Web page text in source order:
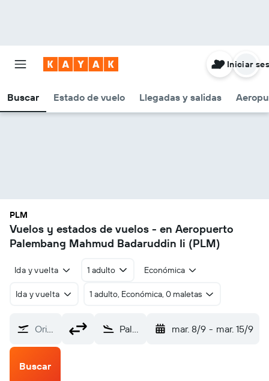
Buscar Estado de vuelo Llegadas y salidas
Iniciar
PLM
Vuelos y estados de vuelos - en Aeropuerto
Palembang Mahmud Badaruddin Ii (PLM)
Ida y vuelta 1 adulto Económica
Ida y vuelta 1 adulto, Económica, 0 maletas
Origen Palembang Mahmud Badaruddin Ii (PLM) mar. 8/9 - mar. 15/9
Buscar